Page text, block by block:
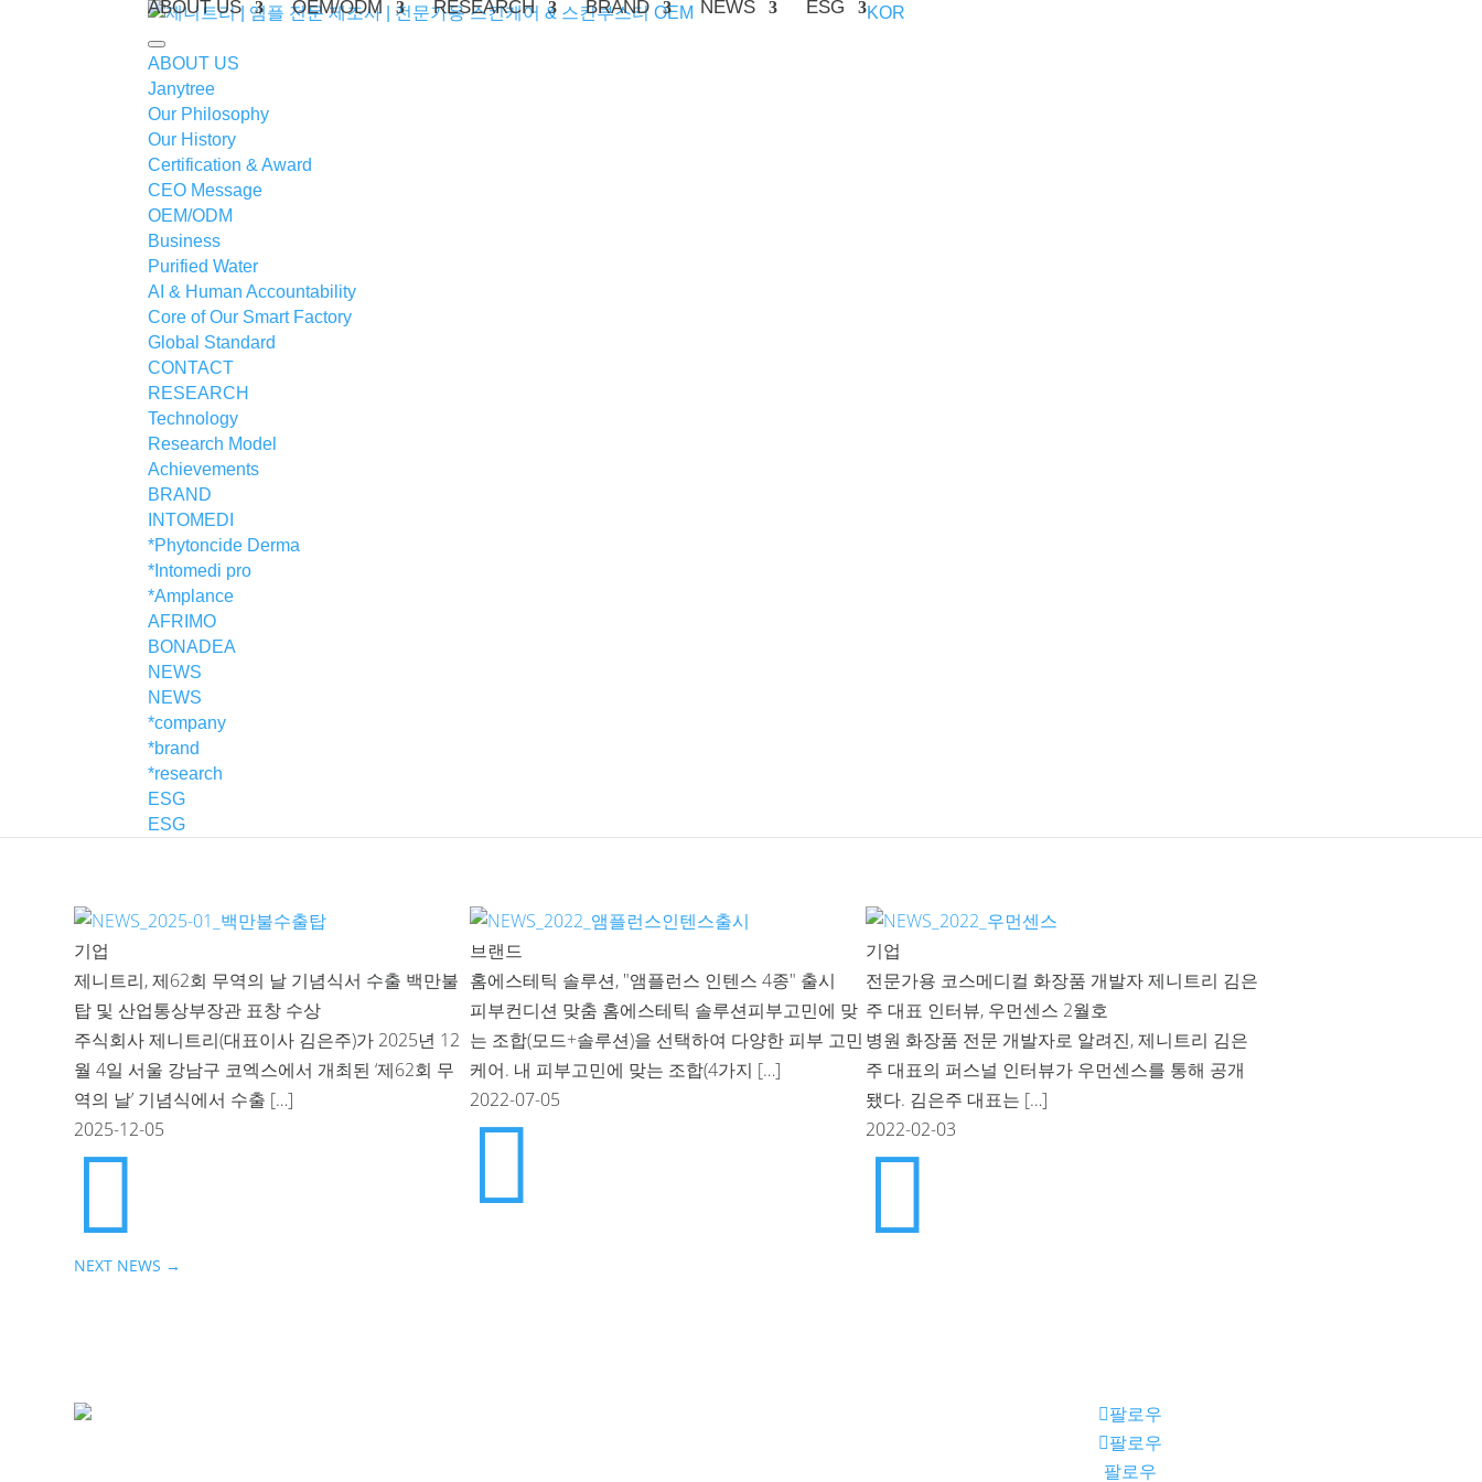
ABOUT US OEM/ODM RESEARCH BRAND NEWS ESG KOR
ABOUT US
Janytree
Our Philosophy
Our History
Certification & Award
CEO Message
OEM/ODM
Business
Purified Water
AI & Human Accountability
Core of Our Smart Factory
Global Standard
CONTACT
RESEARCH
Technology
Research Model
Achievements
BRAND
INTOMEDI
*Phytoncide Derma
*Intomedi pro
*Amplance
AFRIMO
BONADEA
NEWS
NEWS
*company
*brand
*research
ESG
ESG
피부과학과 신뢰로 아름다움의 기준을 세우는 기업
Where Science Becomes Beauty
제니트리
브랜드
연구개발
기업
제니트리, 제62회 무역의 날 기념식서 수출 백만불
탑 및 산업통상부장관 표창 수상
주식회사 제니트리(대표이사 김은주)가 2025년 12
월 4일 서울 강남구 코엑스에서 개최된 ‘제62회 무
역의 날’ 기념식에서 수출 […]
2025-12-05

브랜드
홈에스테틱 솔루션, "앰플런스 인텐스 4종" 출시
피부컨디션 맞춤 홈에스테틱 솔루션피부고민에 맞
는 조합(모드+솔루션)을 선택하여 다양한 피부 고민
케어. 내 피부고민에 맞는 조합(4가지 […]
2022-07-05

기업
전문가용 코스메디컬 화장품 개발자 제니트리 김은
주 대표 인터뷰, 우먼센스 2월호
병원 화장품 전문 개발자로 알려진, 제니트리 김은
주 대표의 퍼스널 인터뷰가 우먼센스를 통해 공개
됐다. 김은주 대표는 […]
2022-02-03

NEXT NEWS →
팔로우
팔로우
팔로우